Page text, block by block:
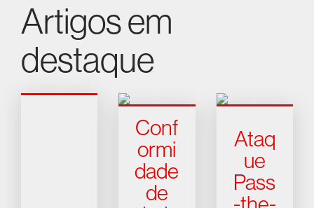
Artigos em
destaque
Conf
ormi
dade
de
Ataq
ue
Pass